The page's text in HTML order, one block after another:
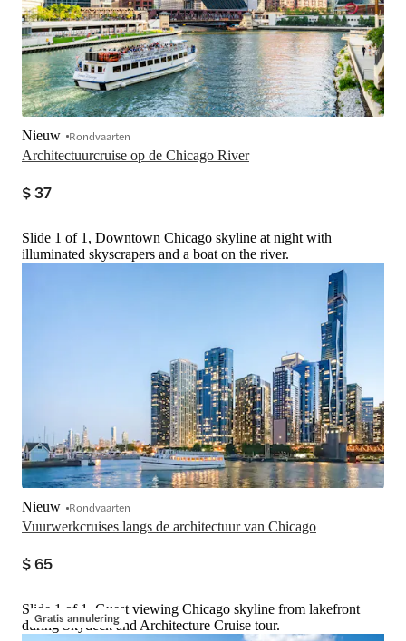
Architectuurcruise op de Chicago River
Nieuw Rondvaarten
$ 37
Slide 1 of 1, Downtown Chicago skyline at night with
illuminated skyscrapers and a boat on the river.
Vuurwerkcruises langs de architectuur van Chicago
Nieuw Rondvaarten
$ 65
Gratis annulering
Slide 1 of 1, Guest viewing Chicago skyline from lakefront
during Skydeck and Architecture Cruise tour.